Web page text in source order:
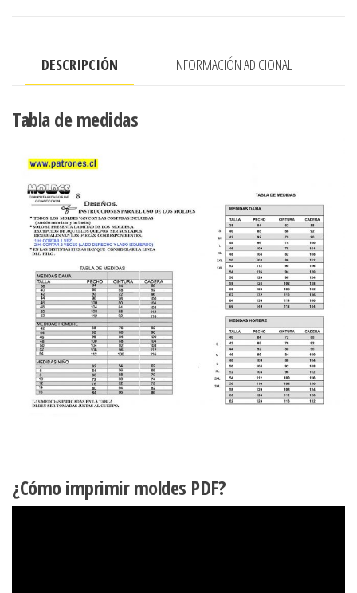
TEJIDA
DESCRIPCIÓN INFORMACIÓN ADICIONAL
Tabla de medidas
¿Cómo imprimir moldes PDF?